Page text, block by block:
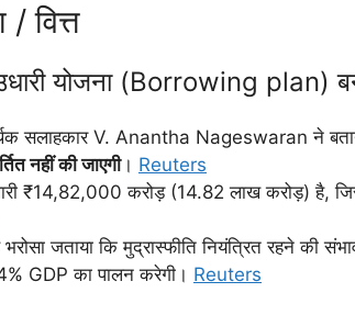
/ वित्त
योजना (Borrowing plan)
सलाहकार V. Anantha Nageswaran ने
नहीं की जाएगी। Reuters
₹14,82,000 करोड़ (14.82 लाख करोड़) है,
भरोसा जताया कि मुद्रास्फीति नियंत्रित रहने की
GDP का पालन करेगी। Reuters